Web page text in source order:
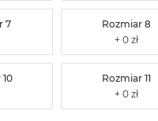
7 Rozmiar 8
Rozmiar 11